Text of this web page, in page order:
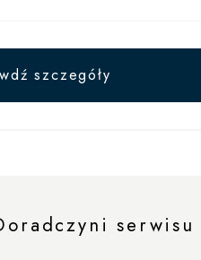
szczegóły
serwisu